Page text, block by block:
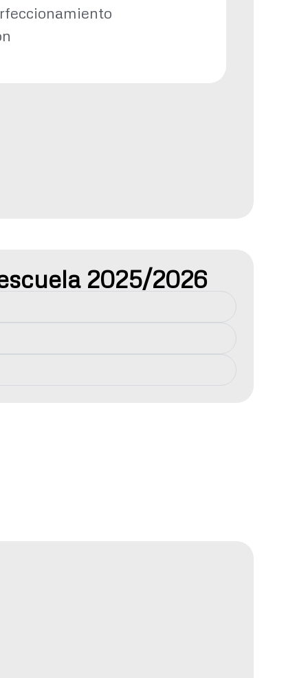
2025/2026